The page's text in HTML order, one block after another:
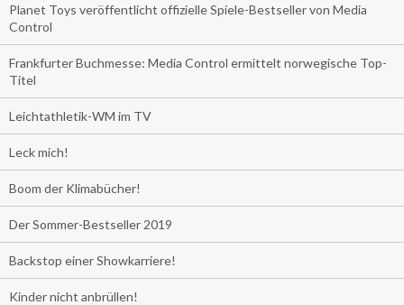
Planet Toys veröffentlicht offizielle Spiele-Bestseller von Media
Control
Frankfurter Buchmesse: Media Control ermittelt norwegische Top-
Titel
Leichtathletik-WM im TV
Leck mich!
Boom der Klimabücher!
Der Sommer-Bestseller 2019
Backstop einer Showkarriere!
Kinder nicht anbrüllen!